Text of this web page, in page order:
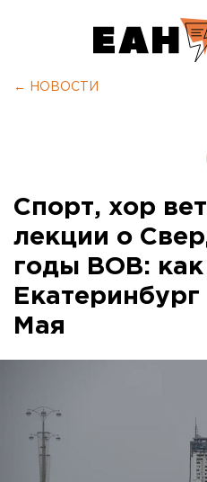
← НОВОСТИ
Спорт, хор
лекции о
годы ВОВ: как
Мая